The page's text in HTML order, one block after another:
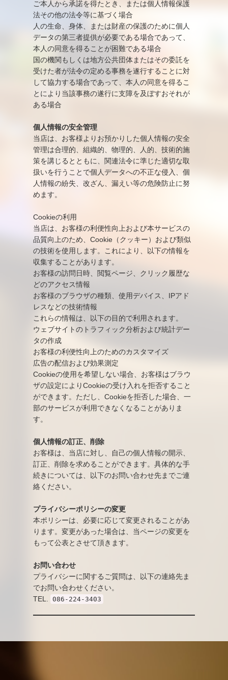
ご本人から承諾を得たとき、または個人情報保護
法その他の法令等に基づく場合
人の生命、身体、または財産の保護のために個人
データの第三者提供が必要である場合であって、
本人の同意を得ることが困難である場合
国の機関もしくは地方公共団体またはその委託を
受けた者が法令の定める事務を遂行することに対
して協力する場合であって、本人の同意を得るこ
とにより当該事務の遂行に支障を及ぼすおそれが
ある場合
個人情報の安全管理
当店は、お客様よりお預かりした個人情報の安全
管理は合理的、組織的、物理的、人的、技術的施
策を講じるとともに、関連法令に準じた適切な取
扱いを行うことで個人データへの不正な侵入、個
人情報の紛失、改ざん、漏えい等の危険防止に努
めます。
Cookieの利用
当店は、お客様の利便性向上および本サービスの
品質向上のため、Cookie（クッキー）および類似
の技術を使用します。これにより、以下の情報を
収集することがあります。
お客様の訪問日時、閲覧ページ、クリック履歴な
どのアクセス情報
お客様のブラウザの種類、使用デバイス、IPアド
レスなどの技術情報
これらの情報は、以下の目的で利用されます。
ウェブサイトのトラフィック分析および統計デー
タの作成
お客様の利便性向上のためのカスタマイズ
広告の配信および効果測定
Cookieの使用を希望しない場合、お客様はブラウ
ザの設定によりCookieの受け入れを拒否すること
ができます。ただし、Cookieを拒否した場合、一
部のサービスが利用できなくなることがありま
す。
個人情報の訂正、削除
お客様は、当店に対し、自己の個人情報の開示、
訂正、削除を求めることができます。具体的な手
続きについては、以下のお問い合わせ先までご連
絡ください。
プライバシーポリシーの変更
本ポリシーは、必要に応じて変更されることがあ
ります。変更があった場合は、当ページの変更を
もって公表とさせて頂きます。
お問い合わせ
プライバシーに関するご質問は、以下の連絡先ま
でお問い合わせください。
TEL.
086-224-3403